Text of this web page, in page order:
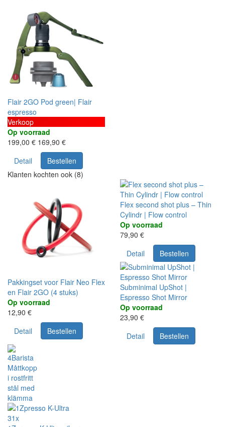
Flair 2GO Pod green| Flair
espresso
Verkoop
Op voorraad
199,00 € 169,90 €
Detail
Bestellen
Klanten kochten ook (8)
Pakkingset voor Flair Neo Flex
en Flair 2GO (4 stuks)
Op voorraad
12,90 €
Detail
Bestellen
Flex second shot plus – Thin
Cylindr | Flow control
Op voorraad
79,90 €
Detail
Bestellen
Subminimal UpShot |
Espresso Shot Mirror
Op voorraad
23,90 €
Detail
Bestellen
31x